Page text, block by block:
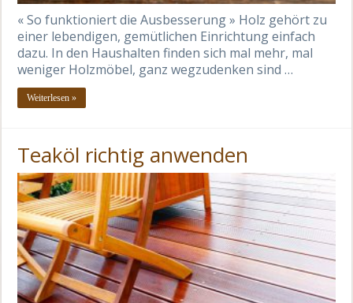
« So funktioniert die Ausbesserung » Holz gehört zu
einer lebendigen, gemütlichen Einrichtung einfach
dazu. In den Haushalten finden sich mal mehr, mal
weniger Holzmöbel, ganz wegzudenken sind …
Weiterlesen »
Teaköl richtig anwenden